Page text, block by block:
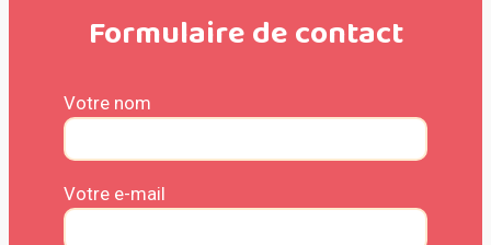
Formulaire de contact
Votre nom
Votre e-mail